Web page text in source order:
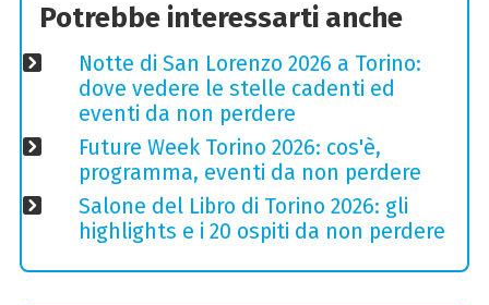
Potrebbe interessarti anche
Notte di San Lorenzo 2026 a Torino:
dove vedere le stelle cadenti ed
eventi da non perdere
Future Week Torino 2026: cos'è,
programma, eventi da non perdere
Salone del Libro di Torino 2026: gli
highlights e i 20 ospiti da non perdere